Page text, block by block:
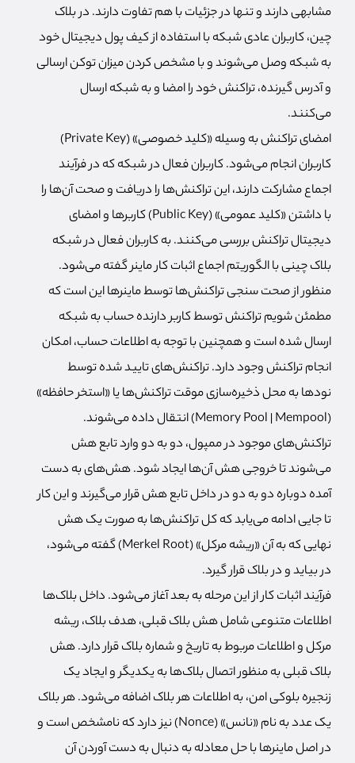
مشابهی دارند و تنها در جزئیات با هم تفاوت دارند. در بلاک
چین، کاربران عادی شبکه با استفاده از کیف پول دیجیتال خود
به شبکه وصل می‌شوند و با مشخص کردن میزان توکن ارسالی
و آدرس گیرنده، تراکنش خود را امضا و به شبکه ارسال
می‌کنند.
امضای تراکنش به وسیله «کلید خصوصی» (Private Key)
کاربران انجام می‌شود. کاربران فعال در شبکه که در فرآیند
اجماع مشارکت دارند، این تراکنش‌ها را دریافت و صحت آن‌ها را
با داشتن «کلید عمومی» (Public Key) کاربرها و امضای
دیجیتال تراکنش بررسی می‌کنند. به کاربران فعال در شبکه
بلاک چینی با الگوریتم اجماع اثبات کار ماینر گفته می‌شود.
منظور از صحت سنجی تراکنش‌ها توسط ماینرها این است که
مطمئن شویم تراکنش توسط کاربر دارنده حساب به شبکه
ارسال شده است و همچنین با توجه به اطلاعات حساب، امکان
انجام تراکنش وجود دارد. تراکنش‌های تایید شده توسط
نودها به محل ذخیره‌سازی موقت تراکنش‌ها یا «استخر حافظه»
(Memory Pool | Mempool) انتقال داده می‌شوند.
تراکنش‌های موجود در ممپول، دو به دو وارد تابع هش
می‌شوند تا خروجی هش آن‌ها ایجاد شود. هش‌های به دست
آمده دوباره دو به دو در داخل تابع هش قرار می‌گیرند و این کار
تا جایی ادامه می‌یابد که کل تراکنش‌ها به صورت یک هش
نهایی که به آن «ریشه مرکل» (Merkel Root) گفته می‌شود،
در بیاید و در بلاک قرار گیرد.
فرآیند اثبات کار از این مرحله به بعد آغاز می‌شود. داخل بلاک‌ها
اطلاعات متنوعی شامل هش بلاک قبلی، هدف بلاک، ریشه
مرکل و اطلاعات مربوط به تاریخ و شماره بلاک قرار دارد. هش
بلاک قبلی به منظور اتصال بلاک‌ها به یکدیگر و ایجاد یک
زنجیره بلوکی امن، به اطلاعات هر بلاک اضافه می‌شود. هر بلاک
یک عدد به نام «نانس» (Nonce) نیز دارد که نامشخص است و
در اصل ماینرها با حل معادله به دنبال به دست آوردن آن